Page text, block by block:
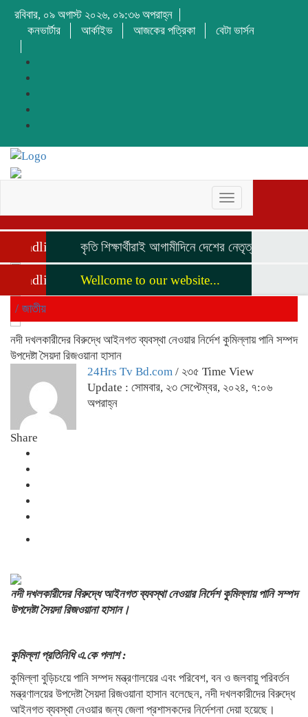
রবিবার, ০৯ অগাস্ট ২০২৬, ০৯:৩৬ অপরাহ্ন
কনভার্টার
আর্কাইভ আজকের পত্রিকা বেটা ভার্সন
Toggle
navigation
Headline কৃতি শিক্ষার্থীরাই আগামীদিনে দেশের নেতৃত্ব দিবে মনজুর
Headline Wellcome to our website...
/ জাতীয়
নদী দখলকারীদের বিরুদ্ধে আইনগত ব্যবস্থা নেওয়ার নির্দেশ কুমিল্লায় পানি সম্পদ
উপদেষ্টা সৈয়দা রিজওয়ানা হাসান
24Hrs Tv Bd.com / ২৩৫ Time View
Update : সোমবার, ২৩ সেপ্টেম্বর, ২০২৪, ৭:০৬
অপরাহ্ন
Share
নদী দখলকারীদের বিরুদ্ধে আইনগত ব্যবস্থা নেওয়ার নির্দেশ কুমিল্লায় পানি সম্পদ
উপদেষ্টা সৈয়দা রিজওয়ানা হাসান।
কুমিল্লা প্রতিনিধি এ.কে পলাশ :
কুমিল্লা বুড়িচংয়ে পানি সম্পদ মন্ত্রণালয়ের এবং পরিবেশ, বন ও জলবায়ু পরিবর্তন
মন্ত্রণালয়ের উপদেষ্টা সৈয়দা রিজওয়ানা হাসান বলেছেন, নদী দখলকারীদের বিরুদ্ধে
আইনগত ব্যবস্থা নেওয়ার জন্য জেলা প্রশাসকদের নির্দেশনা দেয়া হয়েছে।